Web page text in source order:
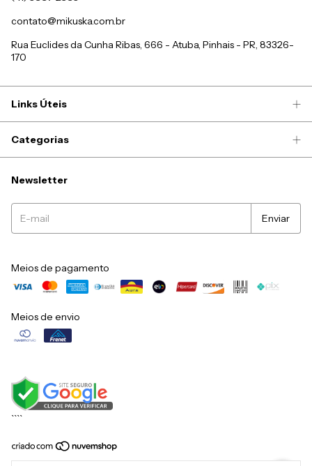
contato@mikuska.com.br
Rua Euclides da Cunha Ribas, 666 - Atuba, Pinhais - PR, 83326-
170
Links Úteis
Categorias
Newsletter
Meios de pagamento
Meios de envio
````
Copyright Mikuska Móveis - 79056396000149 - 2026. Todos os direitos